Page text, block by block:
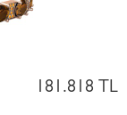
181.818 TL